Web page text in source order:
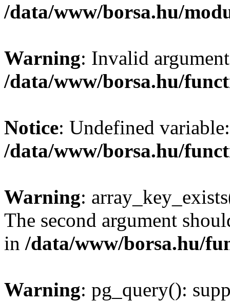
/data/www/borsa.hu/
Warning: Invalid
/data/www/borsa.hu/
Notice: Undefined
/data/www/borsa.hu/
Warning:
The second argument
in /data/www/borsa.hu/
Warning: pg_query():